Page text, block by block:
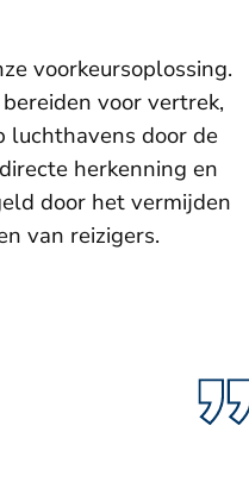
voorkeursoplossing.
voor vertrek,
luchthavens door de
herkenning en
door het vermijden
van reizigers.